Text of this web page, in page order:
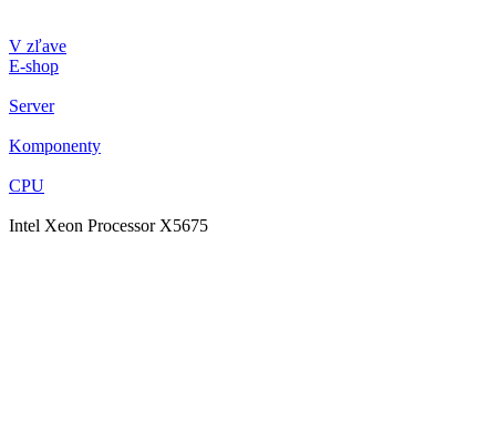
V zľave
E-shop
Server
Komponenty
CPU
Intel Xeon Processor X5675